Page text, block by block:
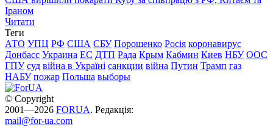
Іраном
Читати
Теги
АТО УПЦ РФ США СБУ Порошенко Росія коронавирус
Донбасс Украина ЕС ДТП Рада Крым Кабмин Киев НБУ ООС
ГПУ суд війна в Україні санкции війна Путин Трамп газ
НАБУ пожар Польша выборы
© Copyright
2001—2026 FORUA. Редакція:
mail@for-ua.com